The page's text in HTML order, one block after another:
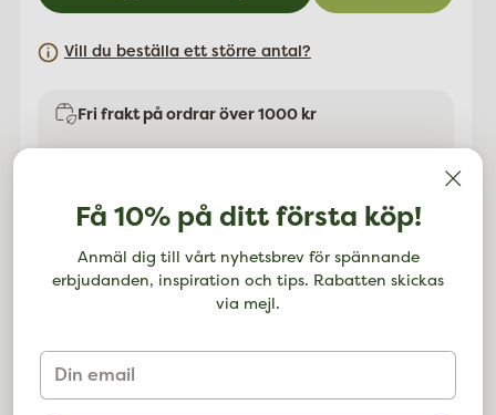
Få 10% på ditt första köp!
Anmäl dig till vårt nyhetsbrev för spännande
erbjudanden, inspiration och tips. Rabatten skickas
via mejl.
Din
email
Vill du beställa ett större antal?
Fri frakt på ordrar över 1000 kr
Lägger
Australian Bushflower har tagit fram unika
blandningar som hjälper till att balansera
välbefinnande i vardagen och under livets
utmaningar. Den smarta droppflaskan gör det
enkelt att ta 7 droppar under tungan eller i ett